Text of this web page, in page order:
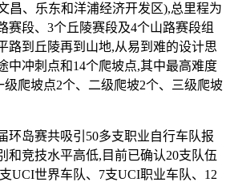
昌、乐东和洋浦经济开发区),总里程为
赛段、3个丘陵赛段及4个山路赛段组
路到丘陵再到山地,从易到难的设计思
中冲刺点和14个爬坡点,其中最高难度
级爬坡点2个、二级爬坡2个、三级爬坡
岛赛共吸引50多支职业自行车队报
和竞技水平高低,目前已确认20支队伍
UCI世界车队、7支UCI职业车队、12